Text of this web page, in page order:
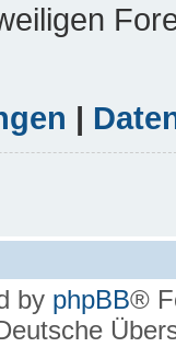
|
by phpBB®